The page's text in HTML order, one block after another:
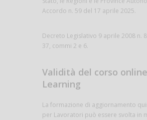
Accordo n. 59 del 17 aprile 2025.
Decreto Legislativo 9 aprile 2008 n.
37, commi 2 e 6.
Validità del corso
Learning
La formazione di aggiornamento
per Lavoratori può essere svolta in